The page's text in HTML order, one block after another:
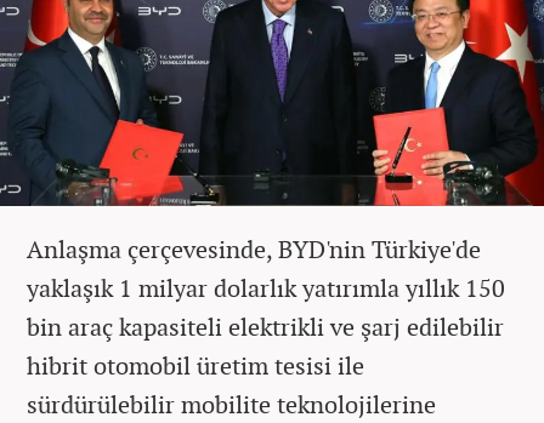
Anlaşma çerçevesinde, BYD'nin Türkiye'de
yaklaşık 1 milyar dolarlık yatırımla yıllık 150
bin araç kapasiteli elektrikli ve şarj edilebilir
hibrit otomobil üretim tesisi ile
sürdürülebilir mobilite teknolojilerine